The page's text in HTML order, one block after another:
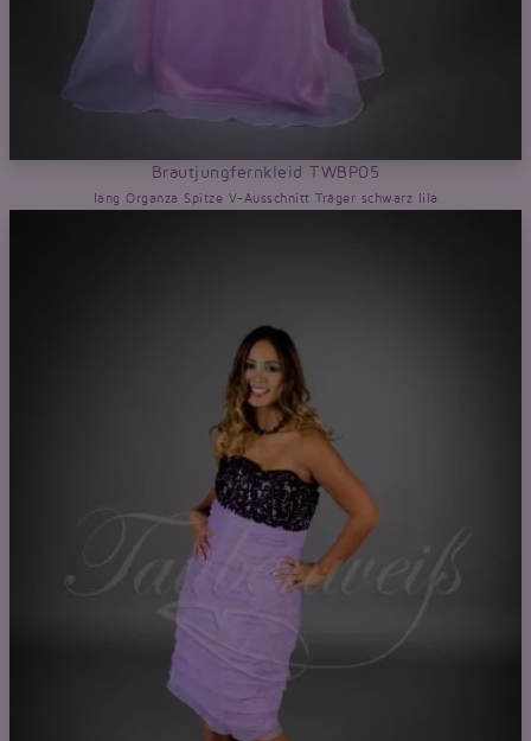
Brautjungfernkleid TWBP05
lang Organza Spitze V-Ausschnitt Träger schwarz lila